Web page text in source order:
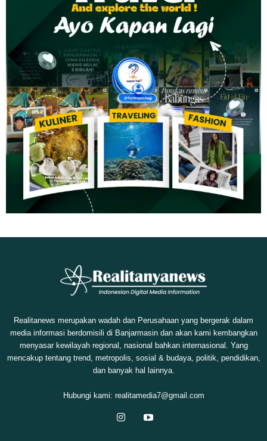
Realitanews merupakan wadah dan Perusahaan yang bergerak dalam
media informasi berdomisili di Banjarmasin dan akan kami kembangkan
menyasar kewilayah regional, nasional bahkan internasional. Yang
mencakup tentang trend, metropolis, sosial & budaya, politik, pendidikan,
dan banyak hal lainnya.
Hubungi kami: realitamedia7@gmail.com